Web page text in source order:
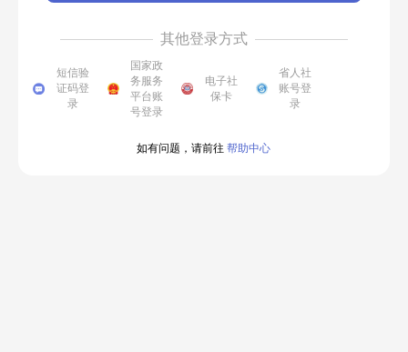
其他登录方式
短信验
证码登
录
国家政
务服务
平台账
号登录
电子社
保卡
省人社
账号登
录
如有问题，请前往 帮助中心